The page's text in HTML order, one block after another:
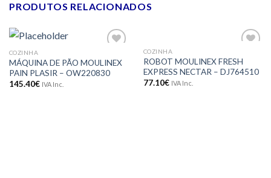
PRODUTOS RELACIONADOS
aos meus
desejos
COZINHA
MÁQUINA DE PÃO MOULINEX
PAIN PLASIR – OW220830
145.40€ IVA Inc.
aos meus
desejos
COZINHA
ROBOT MOULINEX FRESH
EXPRESS NECTAR – DJ764510
77.10€ IVA Inc.